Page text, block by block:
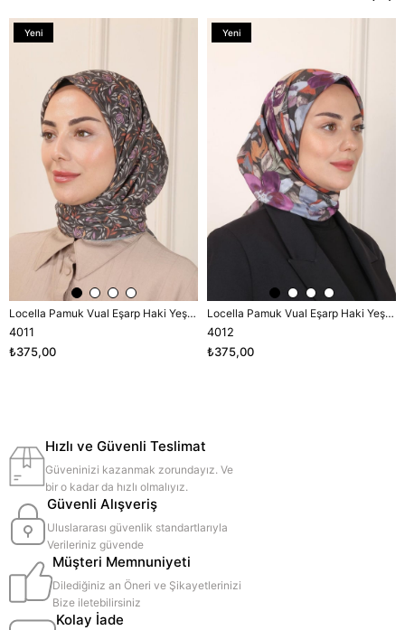
Locella Pamuk Vual Eşarp Haki Yeşili-2
4011
₺375,00
Yeni
Locella Pamuk Vual Eşarp Haki Yeşili-2
4012
₺375,00
Yeni
Hızlı ve Güvenli Teslimat
Güveninizi kazanmak zorundayız. Ve
bir o kadar da hızlı olmalıyız.
Güvenli Alışveriş
Uluslararası güvenlik standartlarıyla
Verileriniz güvende
Müşteri Memnuniyeti
Dilediğiniz an Öneri ve Şikayetlerinizi
Bize iletebilirsiniz
Kolay İade